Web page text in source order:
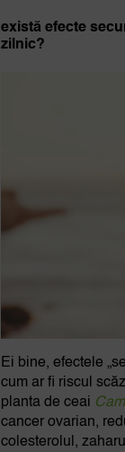
există efecte
zilnic?
Ei bine, efectele
cum ar fi riscul
planta de ceai
cancer ovarian,
colesterolul,